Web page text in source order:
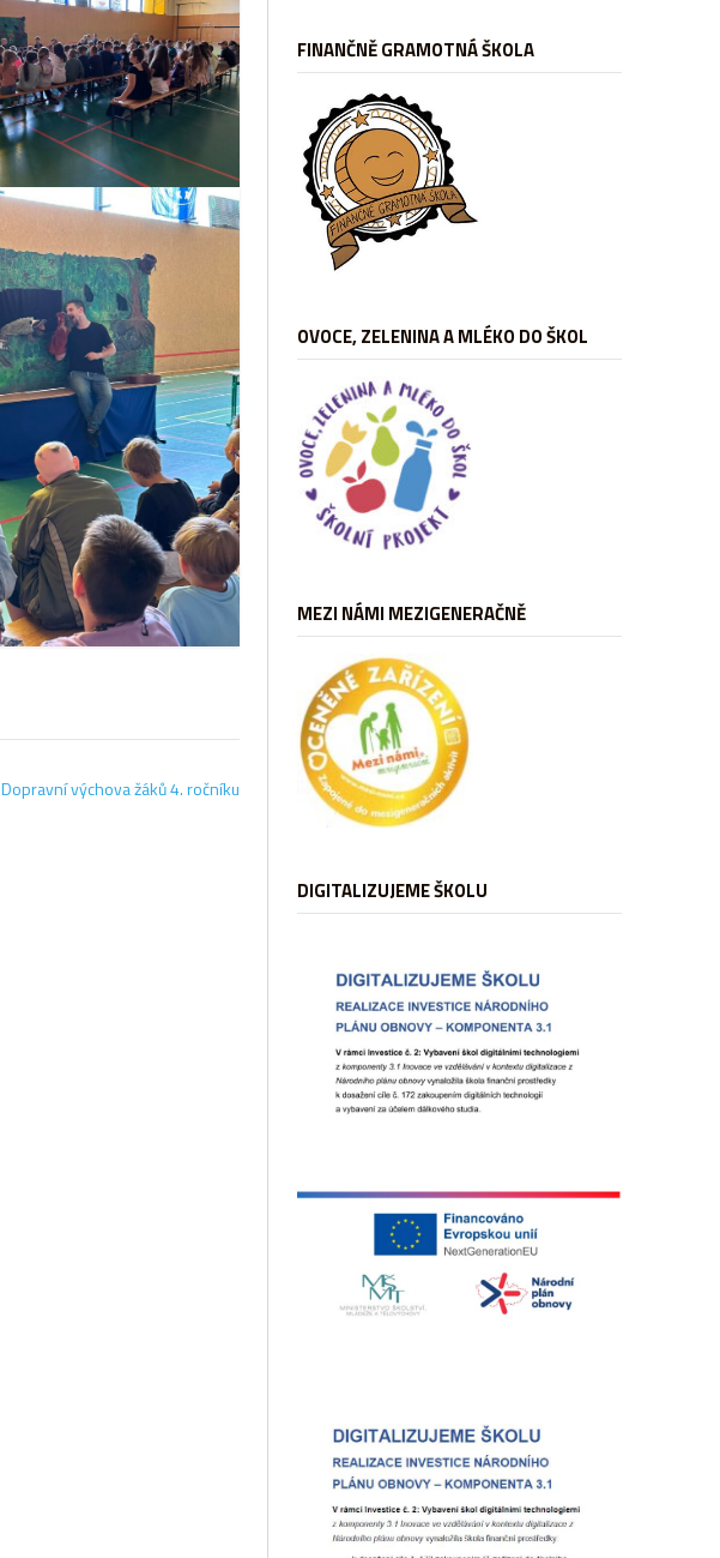
Dopravní výchova žáků 4. ročníku
FINANČNĚ GRAMOTNÁ ŠKOLA
OVOCE, ZELENINA A MLÉKO DO ŠKOL
MEZI NÁMI MEZIGENERAČNĚ
DIGITALIZUJEME ŠKOLU